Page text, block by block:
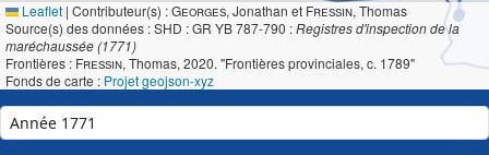
Leaflet | Contributeur(s) :Georges, Jonathan et Fressin, Thomas
Source(s) des données : SHD : GR YB 787-790 :Registres d'inspection de la
maréchaussée (1771)
Frontières : Fressin, Thomas, 2020. "Frontières provinciales, c. 1789"
Fonds de carte : Projet geojson-xyz